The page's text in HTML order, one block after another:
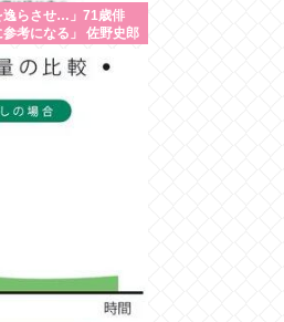
逸らさせ…」71歳俳
考になる」 佐野史郎